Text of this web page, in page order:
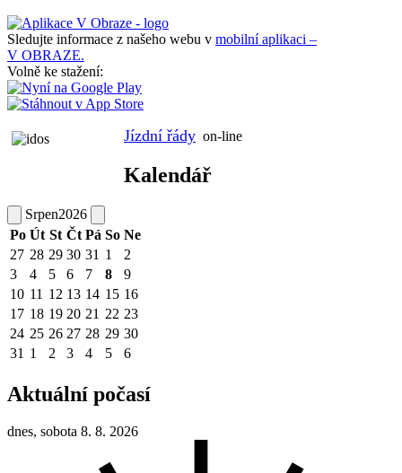
Sledujte informace z našeho webu v mobilní aplikaci –
V OBRAZE.
Volně ke stažení:
Jízdní řády on-line
Kalendář
Srpen2026
Po Út St Čt Pá So Ne
27 28 29 30 31 1
2
3
4 5 6 7 8
9
10 11 12 13 14 15 16
17 18 19 20 21 22 23
24 25 26 27 28 29 30
31 1 2 3 4 5 6
Aktuální počasí
dnes, sobota 8. 8. 2026